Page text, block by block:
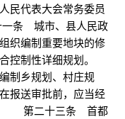
民代表大会常务委员
条 城市、县人民政
织编制重要地块的修
控制性详细规划。
乡规划、村庄规
报送审批前，应当经
。 第二十三条 首都